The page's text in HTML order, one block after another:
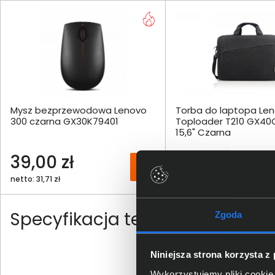
Zgoda
Niniejsza strona korzysta z
Mysz bezprzewodowa Lenovo
300 czarna GX30K79401
39,00 zł
netto: 31,71 zł
Torba do laptopa
Toploader T210
15,6" Czarna
Specyfikacja techniczna Lenovo